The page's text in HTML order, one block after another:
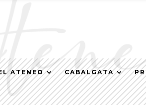
ATENEO CABALGATA